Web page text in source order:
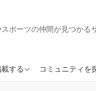
ポーツの仲間が見つかる
する コミュニティを
英会話サークル